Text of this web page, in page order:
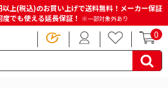
上(税込)のお買い上げで送料無料！メーカー保証
でも使える延長保証！ ※一部対象外あり
0
電池・インク・メディア